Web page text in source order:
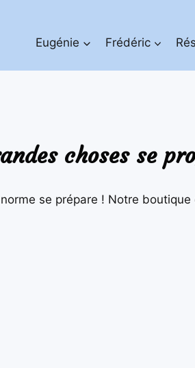
Eugénie Frédéric
choses se
se prépare ! Notre